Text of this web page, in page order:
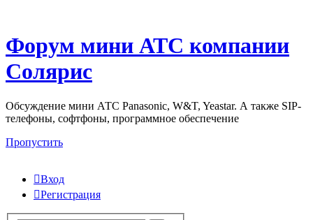
Форум мини АТС компании
Солярис
Обсуждение мини АТС Panasonic, W&T, Yeastar. А также SIP-
телефоны, софтфоны, программное обеспечение
Пропустить
Вход
Регистрация